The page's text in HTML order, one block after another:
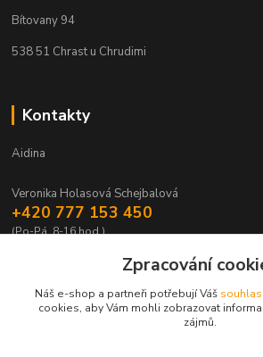
Bítovany 94
538 51 Chrast u Chrudimi
Kontakty
Aidina
Veronika Holasová Schejbalová
+420 777 153 450
(Po-Pá, 8-16 hod.)
eshop@aidina.czZpracování
Náš e-shop a partneři potřebují Váš souhlas
cookies, aby Vám mohli zobrazovat
zájmů.